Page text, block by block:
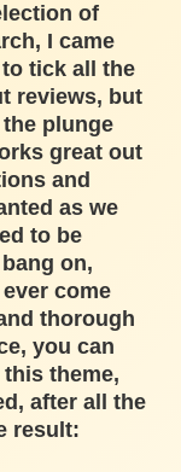
of
I came
tick all the
reviews, but
plunge
great out
and
as we
to be
on,
come
thorough
you can
theme,
after all the
result: